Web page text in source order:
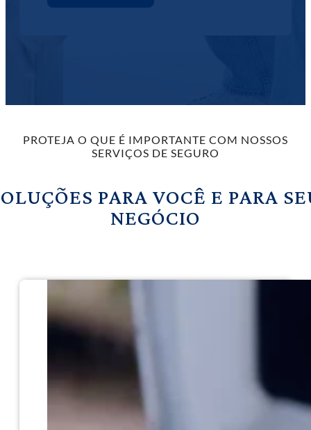
PROTEJA O QUE É IMPORTANTE COM NOSSOS
SERVIÇOS DE SEGURO
PARA VOCÊ E PARA
NEGÓCIO